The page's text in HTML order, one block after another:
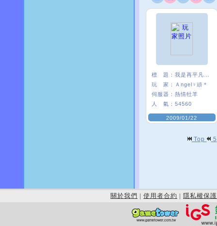
標 題：
玩 家：
Ａngel♀頑＊
伺服器： 熱情牡羊
人 氣： 54560
2009/01/22
Top 5
關於我們 | 使用者合約 | 隱私權保護